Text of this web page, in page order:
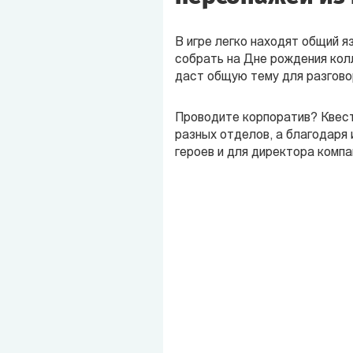
В игре легко находят общий
собрать на Дне рождения
даст общую тему для
Проводите корпоратив?
разных отделов, а
героев и для директора